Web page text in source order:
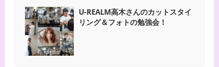
U-REALM高木さんのカットスタイ
リング＆フォトの勉強会！